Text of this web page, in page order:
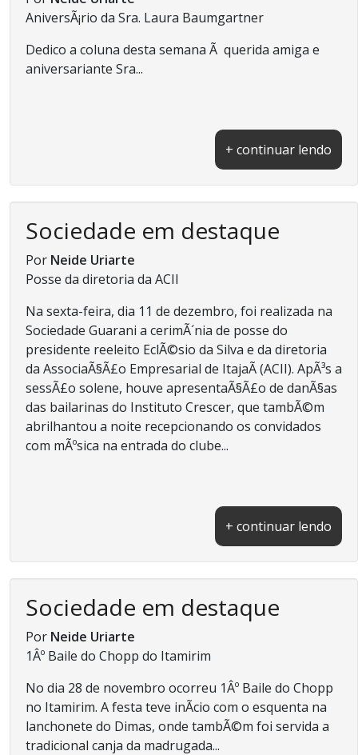
AniversÃ¡rio da Sra. Laura Baumgartner
Dedico a coluna desta semana Ã querida amiga e
aniversariante Sra...
+ continuar lendo
Sociedade em destaque
Por Neide Uriarte
Posse da diretoria da ACII
Na sexta-feira, dia 11 de dezembro, foi realizada na
Sociedade Guarani a cerimÃ´nia de posse do
presidente reeleito EclÃ©sio da Silva e da diretoria
da AssociaÃ§Ã£o Empresarial de ItajaÃ­ (ACII). ApÃ³s a
sessÃ£o solene, houve apresentaÃ§Ã£o de danÃ§as
das bailarinas do Instituto Crescer, que tambÃ©m
abrilhantou a noite recepcionando os convidados
com mÃºsica na entrada do clube...
+ continuar lendo
Sociedade em destaque
Por Neide Uriarte
1Âº Baile do Chopp do Itamirim
No dia 28 de novembro ocorreu 1Âº Baile do Chopp
no Itamirim. A festa teve inÃ­cio com o esquenta na
lanchonete do Dimas, onde tambÃ©m foi servida a
tradicional canja da madrugada...